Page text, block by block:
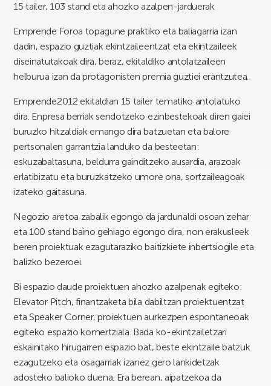
15 tailer, 103 stand eta ahozko azalpen-jarduerak
Emprende Foroa topagune praktiko eta baliagarria izan
dadin, espazio guztiak ekintzaileentzat eta ekintzaileek
diseinatutakoak dira, beraz, ekitaldiko antolatzaileen
helburua izan da protagonisten premia guztiei erantzutea.
Emprende2012 ekitaldian 15 tailer tematiko antolatuko
dira. Enpresa berriak sendotzeko ezinbestekoak diren gaiei
buruzko hitzaldiak emango dira batzuetan eta balore
pertsonalen garrantzia landuko da besteetan:
eskuzabaltasuna, beldurra gainditzeko ausardia, arazoak
erlatibizatu eta buruzkatzeko umore ona, sortzaileagoak
izateko gaitasuna.
Negozio aretoa zabalik egongo da jardunaldi osoan zehar
eta 100 stand baino gehiago egongo dira, non erakusleek
beren proiektuak ezagutaraziko baitizkiete inbertsiogile eta
balizko bezeroei.
Bi espazio daude proiektuen ahozko azalpenak egiteko:
Elevator Pitch, finantzaketa bila dabiltzan proiektuentzat
eta Speaker Corner, proiektuen aurkezpen espontaneoak
egiteko espazio komertziala. Bada ko-ekintzailetzari
eskainitako hirugarren espazio bat, beste ekintzaile batzuk
ezagutzeko eta osagarriak izanez gero lankidetzak
adosteko balioko duena. Era berean, aipatzekoa da